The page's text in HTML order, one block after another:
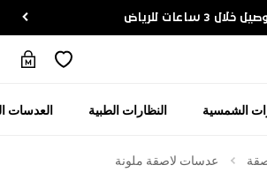
خلال 3 ساعات للرياض
الشمسية النظارات الطبية العدسات
عدسات لاصقة ملونة